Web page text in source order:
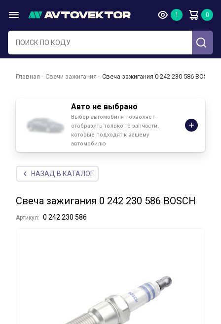
Главная Свечи зажигания Свеча зажигания 0 242 230 586 BOSCH
Авто не выбрано
Выбор автомобиля позволяет
отобразить только те запчасти,
которые подходят к вашему
автомобилю
НАЗАД В КАТАЛОГ
Свеча зажигания 0 242 230 586 BOSCH
Артикул: 0 242 230 586